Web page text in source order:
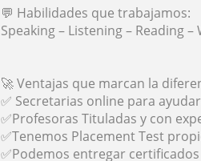
💬 Habilidades que trabajamos:
Speaking – Listening – Reading –
🚀 Ventajas que marcan la
✅ Secretarias online para
✅Profesoras Tituladas y con
✅Tenemos Placement Test
✅Podemos entregar